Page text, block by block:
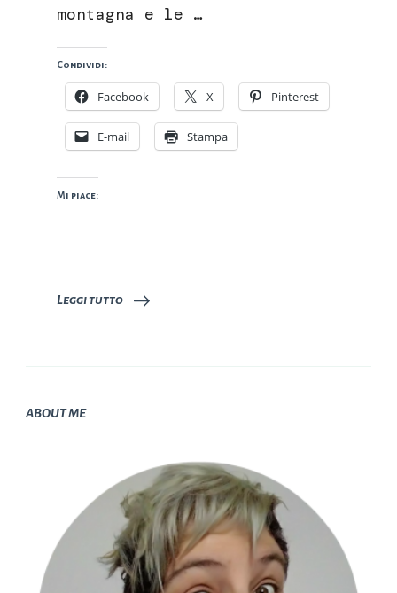
montagna e le …
Condividi:
Facebook X Pinterest
E-mail Stampa
Mi piace:
Leggi tutto
ABOUT ME